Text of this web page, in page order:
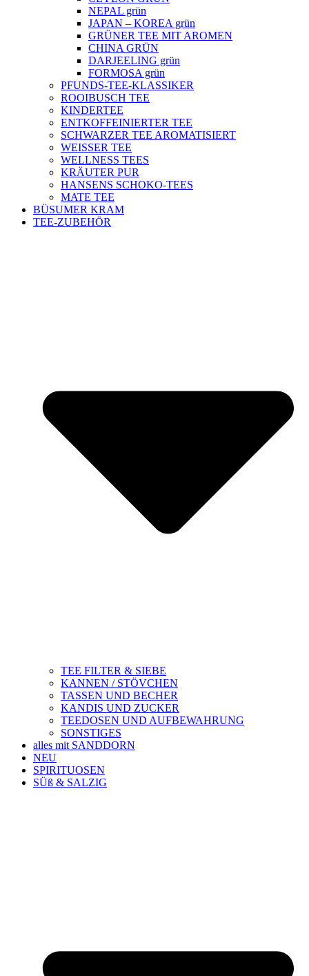
NEPAL grün
JAPAN – KOREA grün
GRÜNER TEE MIT AROMEN
CHINA GRÜN
DARJEELING grün
FORMOSA grün
PFUNDS-TEE-KLASSIKER
ROOIBUSCH TEE
KINDERTEE
ENTKOFFEINIERTER TEE
SCHWARZER TEE AROMATISIERT
WEISSER TEE
WELLNESS TEES
KRÄUTER PUR
HANSENS SCHOKO-TEES
MATE TEE
BÜSUMER KRAM
TEE-ZUBEHÖR
TEE FILTER & SIEBE
KANNEN / STÖVCHEN
TASSEN UND BECHER
KANDIS UND ZUCKER
TEEDOSEN UND AUFBEWAHRUNG
SONSTIGES
alles mit SANDDORN
NEU
SPIRITUOSEN
SÜß & SALZIG